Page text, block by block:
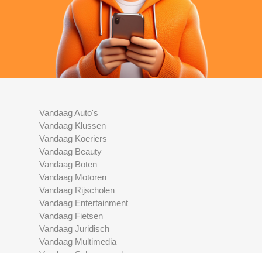
Vandaag Auto's
Vandaag Klussen
Vandaag Koeriers
Vandaag Beauty
Vandaag Boten
Vandaag Motoren
Vandaag Rijscholen
Vandaag Entertainment
Vandaag Fietsen
Vandaag Juridisch
Vandaag Multimedia